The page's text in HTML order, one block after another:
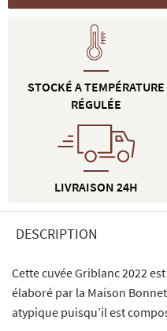
STOCKÉ A TEMPÉRATURE
RÉGULÉE
LIVRAISON 24H
DESCRIPTION
Cette cuvée Griblanc 2022
élaboré par la Maison
atypique puisqu’il est